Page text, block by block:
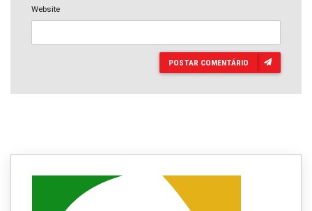
Website
POSTAR COMENTÁRIO